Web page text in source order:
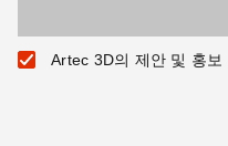
Artec 3D의 제안 및 홍보